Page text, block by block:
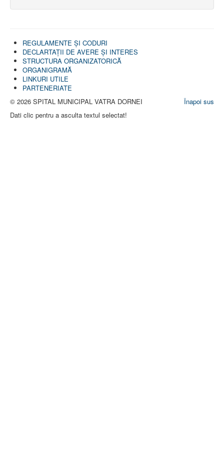
REGULAMENTE ŞI CODURI
DECLARTAŢII DE AVERE ȘI INTERES
STRUCTURA ORGANIZATORICĂ
ORGANIGRAMĂ
LINKURI UTILE
PARTENERIATE
Înapoi sus
© 2026 SPITAL MUNICIPAL VATRA DORNEI
Dati clic pentru a asculta textul selectat!